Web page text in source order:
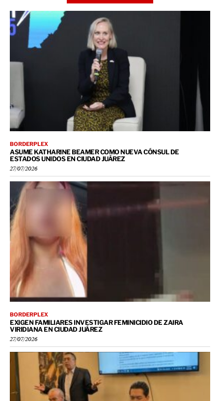
BORDERPLEX
ASUME KATHARINE BEAMER COMO NUEVA CÓNSUL DE
ESTADOS UNIDOS EN CIUDAD JUÁREZ
27/07/2026
BORDERPLEX
EXIGEN FAMILIARES INVESTIGAR FEMINICIDIO DE ZAIRA
VIRIDIANA EN CIUDAD JUÁREZ
27/07/2026